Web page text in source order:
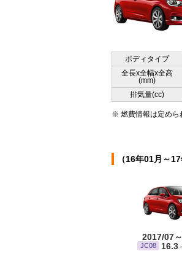
ボディタイプ
全長x全幅x全高
(mm)
排気量(cc)
※ 燃費情報は定めら
（16年01月～
2017/07
JC08 16.3